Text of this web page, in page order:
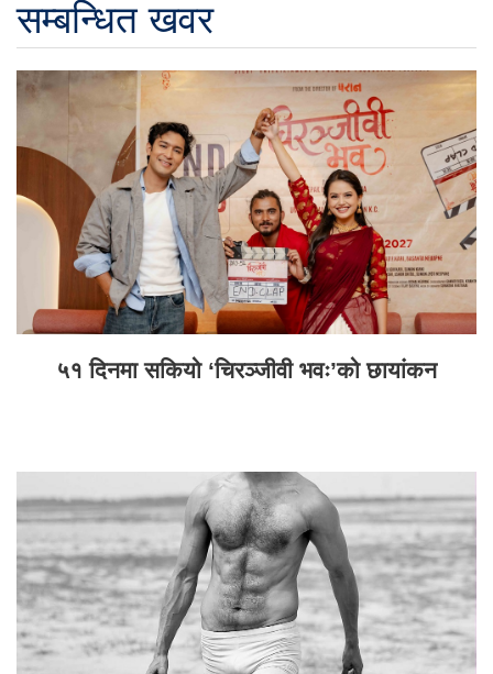
सम्बन्धित खवर
५१ दिनमा सकियो ‘चिरञ्जीवी भवः’को छायांकन